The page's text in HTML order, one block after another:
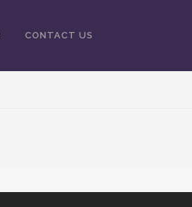
CONTACT US